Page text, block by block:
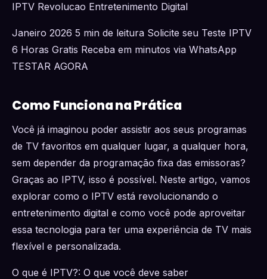
IPTV Revolucao Entretenimento Digital
Janeiro 2026 5 min de leitura Solicite seu Teste IPTV
6 Horas Gratis Receba em minutos via WhatsApp
TESTAR AGORA
Como Funciona na Prática
Você já imaginou poder assistir aos seus programas
de TV favoritos em qualquer lugar, a qualquer hora,
sem depender da programação fixa das emissoras?
Graças ao IPTV, isso é possível. Neste artigo, vamos
explorar como o IPTV está revolucionando o
entretenimento digital e como você pode aproveitar
essa tecnologia para ter uma experiência de TV mais
flexível e personalizada.
O que é IPTV?: O que você deve saber